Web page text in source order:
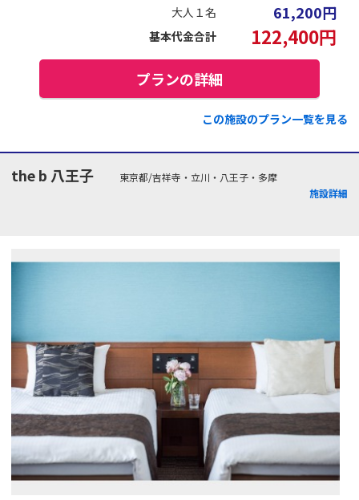
大人１名 61,200円
基本代金合計 122,400円
プランの詳細
この施設のプラン一覧を見る
the b 八王子
東京都/吉祥寺・立川・八王子・多摩
施設詳細